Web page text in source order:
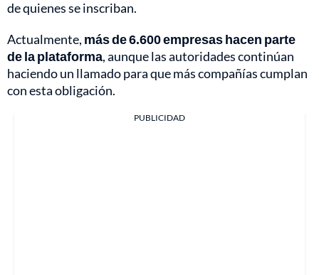
de quienes se inscriban.
Actualmente, más de 6.600 empresas hacen parte
de la plataforma, aunque las autoridades continúan
haciendo un llamado para que más compañías cumplan
con esta obligación.
PUBLICIDAD